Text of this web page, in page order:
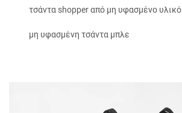
τσάντα shopper από μη υφασμένο υλικό
μη υφασμένη τσάντα μπλε